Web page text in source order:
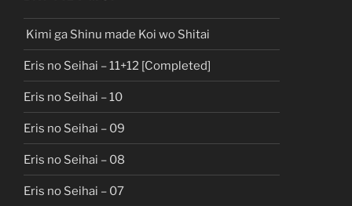
Kimi ga Shinu made Koi wo Shitai
Eris no Seihai – 11+12 [Completed]
Eris no Seihai – 10
Eris no Seihai – 09
Eris no Seihai – 08
Eris no Seihai – 07